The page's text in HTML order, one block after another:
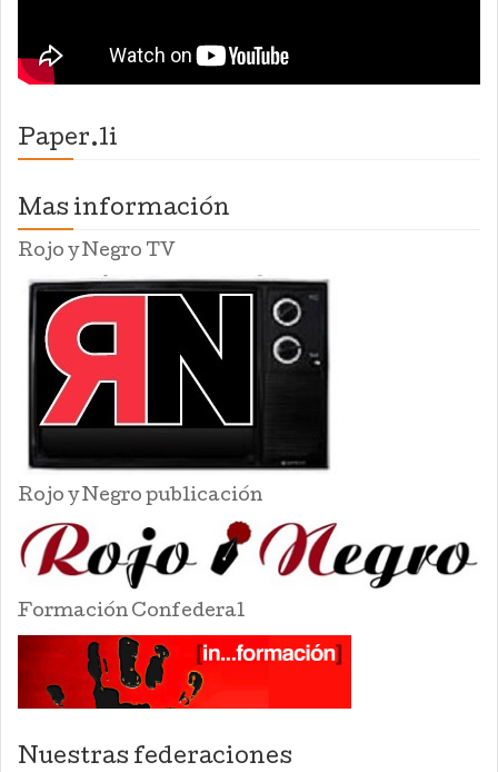
Paper.li
Mas información
Rojo y Negro TV
Rojo y Negro publicación
Formación Confederal
Nuestras federaciones